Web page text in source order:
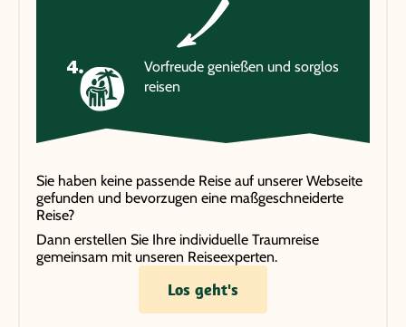
Vorfreude genießen und sorglos
reisen
Sie haben keine passende Reise auf unserer Webseite
gefunden und bevorzugen eine maßgeschneiderte
Reise?
Dann erstellen Sie Ihre individuelle Traumreise
gemeinsam mit unseren Reiseexperten.
Los geht's